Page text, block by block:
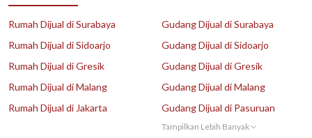
Rumah Dijual di Surabaya
Rumah Dijual di Sidoarjo
Rumah Dijual di Gresik
Rumah Dijual di Malang
Rumah Dijual di Jakarta
Gudang Dijual di Surabaya
Gudang Dijual di Sidoarjo
Gudang Dijual di Gresik
Gudang Dijual di Malang
Gudang Dijual di Pasuruan
Tampilkan Lebih Banyak